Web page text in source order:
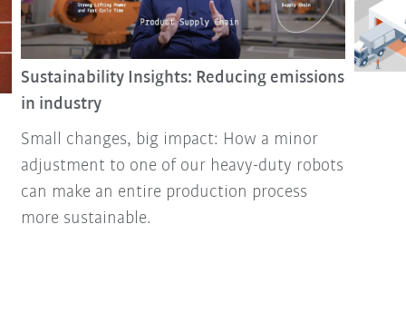
Sustainability Insights: Reducing emissions
in industry
Small changes, big impact: How a minor
adjustment to one of our heavy-duty robots
can make an entire production process
more sustainable.